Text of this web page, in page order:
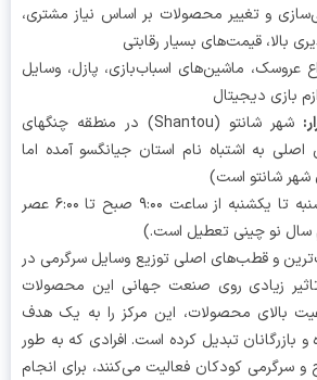
تغییر محصولات بر اساس نیاز مشتری،
قیمت‌های بسیار رقابتی
ماشین‌های اسباب‌بازی، پازل، وسایل
دیجیتال
شهر شانتو (Shantou) در منطقه چنگهای
اشتباه نام استان جیانگسو آمده اما
است)
دوشنبه تا یکشنبه از ساعت ۹:۰۰ صبح تا ۶:۰۰ عصر
نو چینی تعطیل است.)
و قطب‌های اصلی توزیع وسایل سرگرمی در
روی صنعت جهانی این محصولات
محصولات، این مرکز را به یک هدف
تبدیل کرده است. افرادی که به طور
کودکان فعالیت می‌کنند، برای انجام